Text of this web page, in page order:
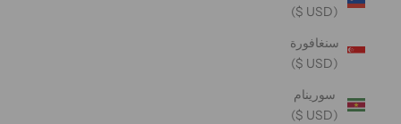
(USD $)
سنغافورة
(USD $)
سورينام
(USD $)